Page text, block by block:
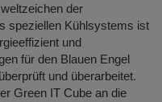
der
speziellen Kühlsystems ist
und
für den Blauen Engel
und überarbeitet.
Green IT Cube an die